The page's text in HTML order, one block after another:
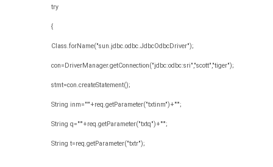
try
{
Class.forName("sun.jdbc.odbc.JdbcOdbcDriver");
con=DriverManager.getConnection("jdbc:odbc:sri","scott","tiger");
stmt=con.createStatement();
String inm="'"+req.getParameter("txtinm")+"'";
String q="'"+req.getParameter("txtq")+"'";
String t=req.getParameter("txtr");